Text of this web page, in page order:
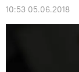
10:53 05.06.2018